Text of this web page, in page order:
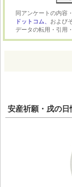
同アンケートの内容
ドットコム、 および
データの転用・引用
安産祈願・戌の日